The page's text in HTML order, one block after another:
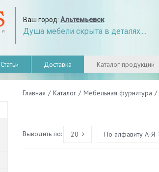
Ваш город: Альтемьевск
Душа мебели скрыта в деталях....
Статьи Доставка Каталог продукции
Главная / Каталог / Мебельная фурнитура /
Выводить по: 20 По алфавиту А-Я